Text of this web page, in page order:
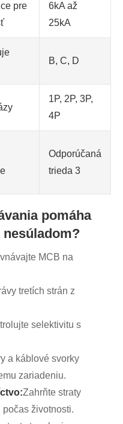
pre
6kA až
25kA
B, C, D
1P, 2P, 3P,
4P
Odporúčaná
trieda 3
pomáha
MCB na
tretích strán z
selektivitu s
a káblové svorky
zariadeniu.
Zahrňte straty
životnosti.